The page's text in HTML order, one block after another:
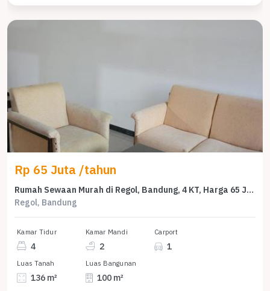
Rp 65 Juta /tahun
Rumah Sewaan Murah di Regol, Bandung, 4 KT, Harga 65 Juta /tahun
Regol, Bandung
Kamar Tidur
4
Kamar Mandi
2
Carport
1
Luas Tanah
136 m²
Luas Bangunan
100 m²